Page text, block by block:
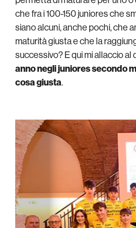
che fra i 100-150 juniores che
siano alcuni, anche pochi, che
maturità giusta e che la
successivo? E qui mi allaccio al
anno negli juniores secondo
cosa giusta.